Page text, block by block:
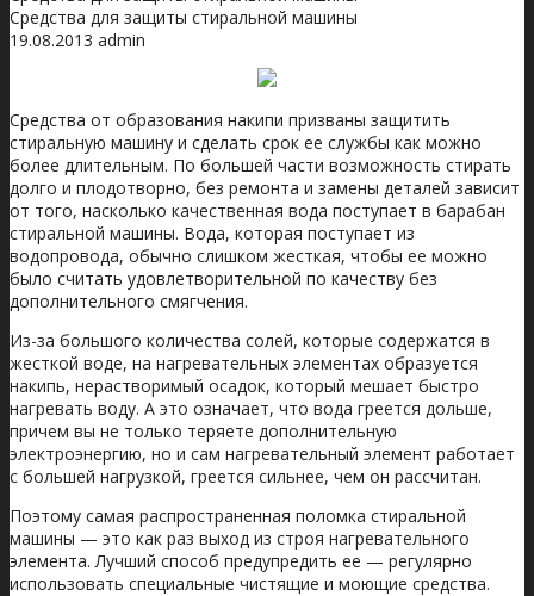
Средства для защиты стиральной машины
19.08.2013 admin
Средства от образования накипи призваны защитить
стиральную машину и сделать срок ее службы как можно
более длительным. По большей части возможность стирать
долго и плодотворно, без ремонта и замены деталей зависит
от того, насколько качественная вода поступает в барабан
стиральной машины. Вода, которая поступает из
водопровода, обычно слишком жесткая, чтобы ее можно
было считать удовлетворительной по качеству без
дополнительного смягчения.
Из-за большого количества солей, которые содержатся в
жесткой воде, на нагревательных элементах образуется
накипь, нерастворимый осадок, который мешает быстро
нагревать воду. А это означает, что вода греется дольше,
причем вы не только теряете дополнительную
электроэнергию, но и сам нагревательный элемент работает
с большей нагрузкой, греется сильнее, чем он рассчитан.
Поэтому самая распространенная поломка стиральной
машины — это как раз выход из строя нагревательного
элемента. Лучший способ предупредить ее — регулярно
использовать специальные чистящие и моющие средства.